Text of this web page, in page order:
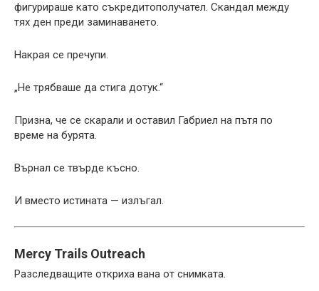
фигурираше като съкредитополучател. Скандал между
тях ден преди заминаването.
Накрая се пречупи.
„Не трябваше да стига дотук.“
Призна, че се скарали и оставил Габриел на пътя по
време на бурята.
Върнал се твърде късно.
И вместо истината — излъгал.
Mercy Trails Outreach
Разследващите откриха вана от снимката.